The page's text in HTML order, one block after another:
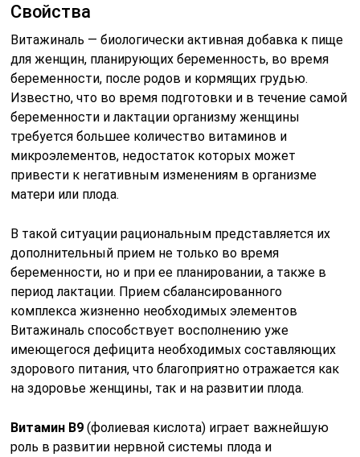
Свойства
Витажиналь — биологически активная добавка к пище
для женщин, планирующих беременность, во время
беременности, после родов и кормящих грудью.
Известно, что во время подготовки и в течение самой
беременности и лактации организму женщины
требуется большее количество витаминов и
микроэлементов, недостаток которых может
привести к негативным изменениям в организме
матери или плода.
В такой ситуации рациональным представляется их
дополнительный прием не только во время
беременности, но и при ее планировании, а также в
период лактации. Прием сбалансированного
комплекса жизненно необходимых элементов
Витажиналь способствует восполнению уже
имеющегося дефицита необходимых составляющих
здорового питания, что благоприятно отражается как
на здоровье женщины, так и на развитии плода.
Витамин B9 (фолиевая кислота) играет важнейшую
роль в развитии нервной системы плода и